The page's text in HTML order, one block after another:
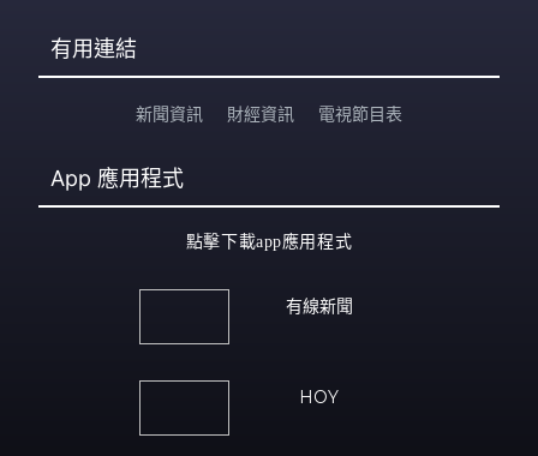
有用連結
新聞資訊 財經資訊 電視節目表
App 應用程式
點擊下載app應用程式
有線新聞
HOY